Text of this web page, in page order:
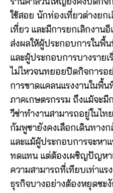
ร้านค้าส่วนใหญ่ยังคงปิดกิจ
ใช้สอย นักท่องเที่ยวต่างยก
เที่ยว และมีการยกเลิกงาน
ส่งผลให้ผู้ประกอบการในพื้
และผู้ประกอบการบางราย
ไม่ไหวจนทยอยปิดกิจการ
การขาดแคลนแรงงานในพื้
ภาคเกษตรกรรม ถึงแม้จะ
วีซ่าทำงานสามารถอยู่ในไ
กัมพูชายังคงเลือกเดินทาง
และแม้ผู้ประกอบการจะหา
ทดแทน แต่ต้องเผชิญปัญหา
ความสามารถที่เทียบเท่าแร
ธุรกิจบางอย่างต้องหยุดชะงั